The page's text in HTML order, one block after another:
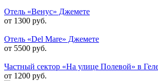
Отель «Венус» Джемете
от 1300 руб.
Отель «Del Mare» Джемете
от 5500 руб.
Частный сектор «На улице Полевой» в
от 1200 руб.